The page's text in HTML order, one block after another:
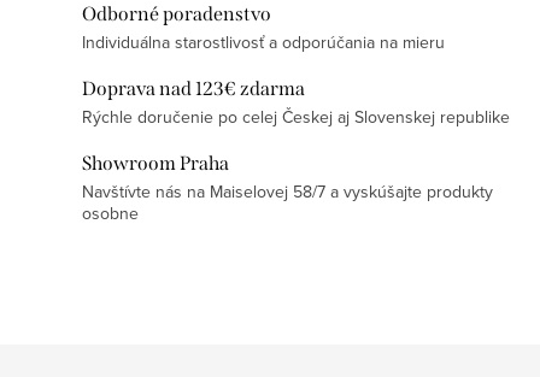
Odborné poradenstvo
Individuálna starostlivosť a odporúčania na mieru
Doprava nad 123€ zdarma
Rýchle doručenie po celej Českej aj Slovenskej republike
Showroom Praha
Navštívte nás na Maiselovej 58/7 a vyskúšajte produkty
osobne